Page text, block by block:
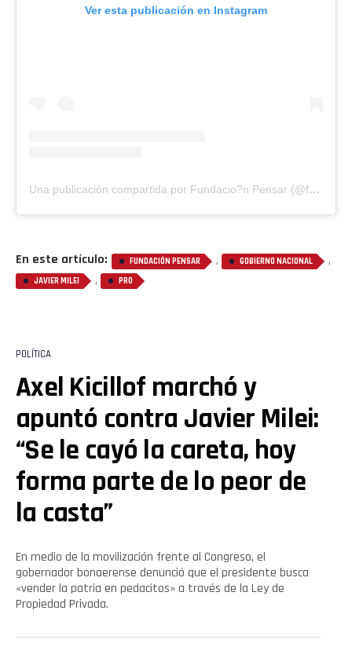
Ver esta publicación en Instagram
Una publicación compartida por Fundacio?n Pensar (@fundacionpensar)
En este artículo: FUNDACIÓN PENSAR , GOBIERNO NACIONAL ,
JAVIER MILEI , PRO
POLÍTICA
Axel Kicillof marchó y
apuntó contra Javier Milei:
“Se le cayó la careta, hoy
forma parte de lo peor de
la casta”
En medio de la movilización frente al Congreso, el
gobernador bonaerense denunció que el presidente busca
«vender la patria en pedacitos» a través de la Ley de
Propiedad Privada.